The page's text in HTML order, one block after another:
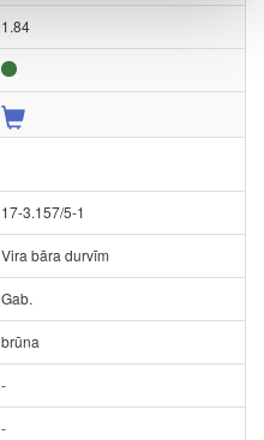
1.84
17-3.157/5-1
Vira bāra durvīm
Gab.
brūna
-
-